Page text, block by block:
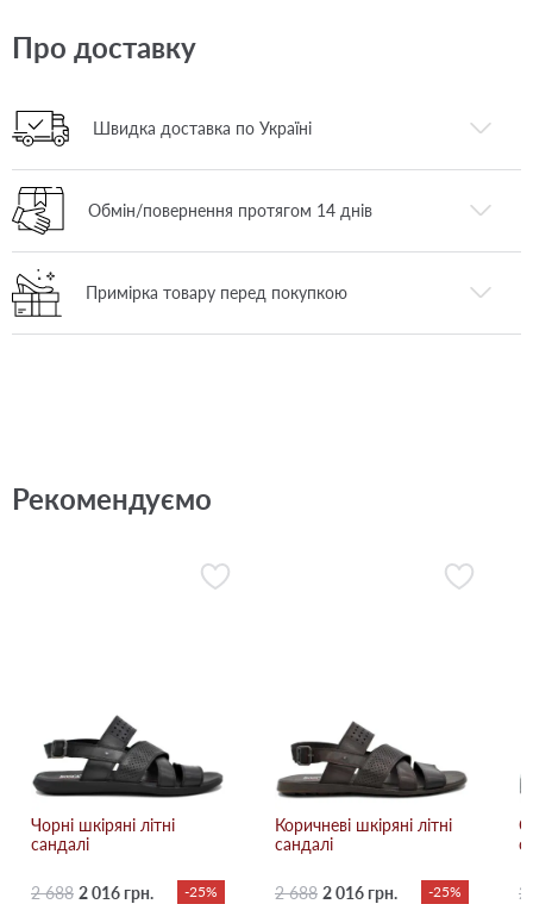
Про доставку
Швидка доставка по Україні
Обмін/повернення протягом 14 днів
Примірка товару перед покупкою
Рекомендуємо
Чорні шкіряні літні
сандалі
2 688 2 016 грн. -25%
Коричневі шкіряні літні
сандалі
2 688 2 016 грн. -25% 2